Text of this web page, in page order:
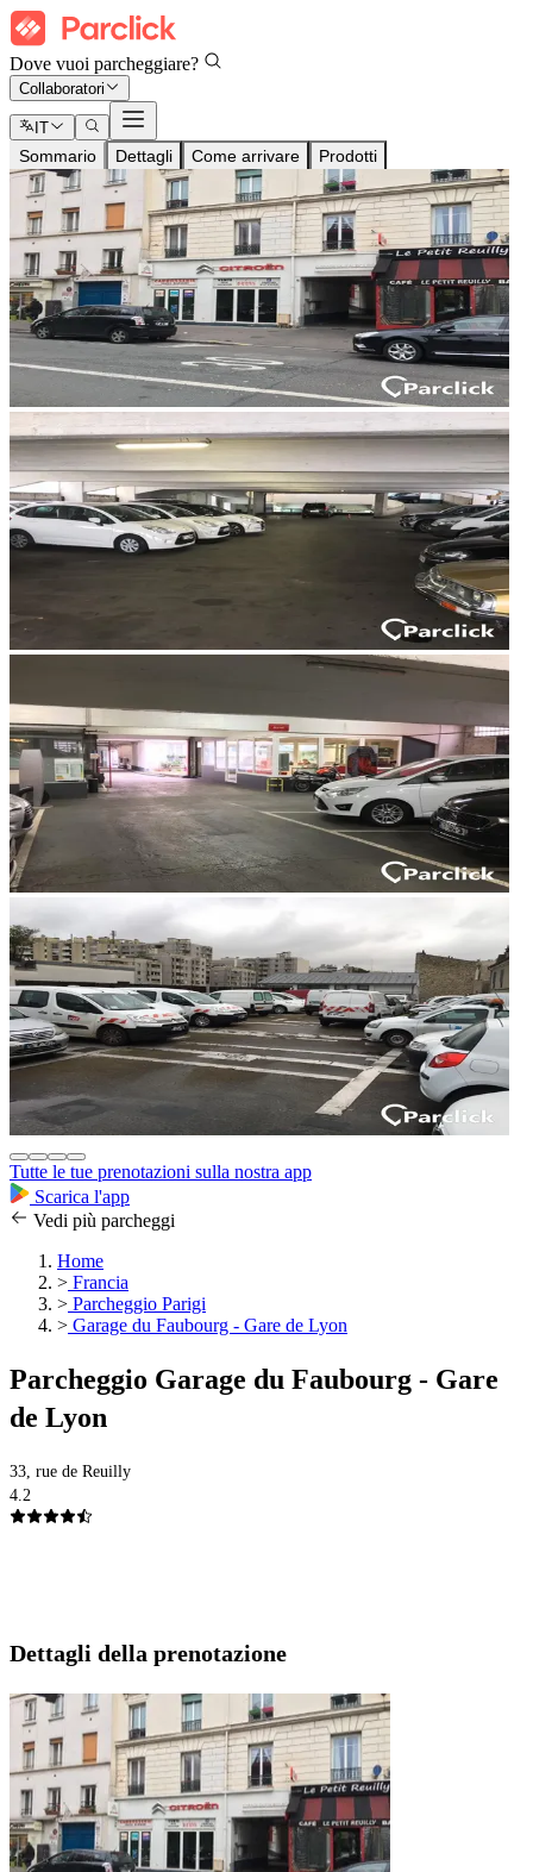
Dove vuoi parcheggiare?
Collaboratori
IT
Sommario Dettagli Come arrivare Prodotti
Tutte le tue prenotazioni sulla nostra app
Scarica l'app
Vedi più parcheggi
Home
> Francia
> Parcheggio Parigi
> Garage du Faubourg - Gare de Lyon
Parcheggio Garage du Faubourg - Gare
de Lyon
33, rue de Reuilly
4.2
Dettagli della prenotazione